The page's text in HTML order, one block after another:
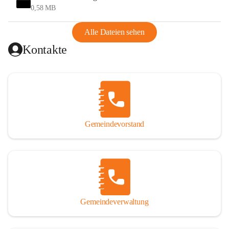
und Ungarn war. Dadurch war Wörterberg von Wörth
Aus diesem Grund war die Bevölkerung dazu gezwungen,
Schmuggel zu betreiben. Es kam oft zu nächtlichen
Überfällen und Schießereien. Erst mit dem Anschluss des
wirtschaftlich ging es bergauf. Dieser Aufschwung endete
1926. Es folgten Arbeitslosigkeit, Preissteigerung und
Unanbringlichkeit von Produkten. Daher wurde der
Anschluss an das Deutsche Reich begrüßt. Als der Zweite
Weltkrieg ausbrach, schwang die Stimmung um. Es starben
26 Männer an der Front, weitere 16 werden vermisst.
Von 1971 bis 1991 gehörte Wörterberg zur Gemeinde
Ollersdorf. Durch den Einsatz von mehreren Ortsansässigen
wurde Wörterberg 1991 wieder eine eigenständige
0,58 MB
Alle Dateien sehen
Kontakte
Gemeindevorstand
Gemeindeverwaltung